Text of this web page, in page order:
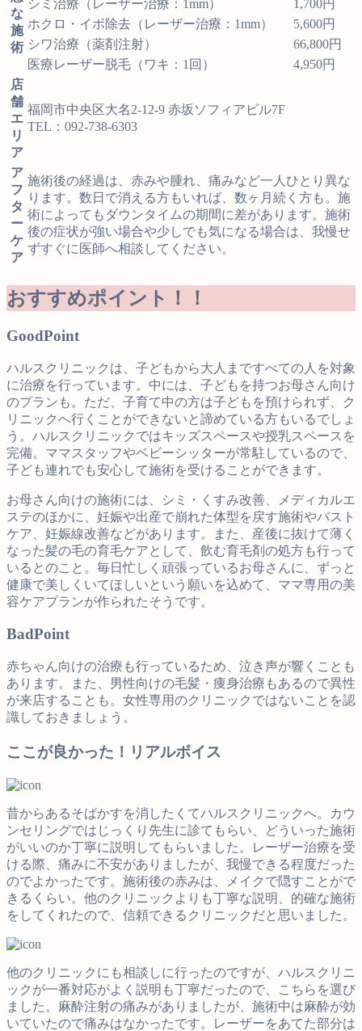
な
施
術
シミ治療（レーザー治療：1mm）
1,700円
ホクロ・イボ除去（レーザー治療：1mm）
5,600円
シワ治療（薬剤注射）
66,800円
医療レーザー脱毛（ワキ：1回）
4,950円
店
舗
エ
リ
ア
福岡市中央区大名2-12-9 赤坂ソフィアビル7F
TEL：092-738-6303
ア
フ
タ
ー
ケ
ア
施術後の経過は、赤みや腫れ、痛みなど一人ひとり異な
ります。数日で消える方もいれば、数ヶ月続く方も。施
術によってもダウンタイムの期間に差があります。施術
後の症状が強い場合や少しでも気になる場合は、我慢せ
ずすぐに医師へ相談してください。
おすすめポイント！！
GoodPoint
ハルスクリニックは、子どもから大人まですべての人を対象
に治療を行っています。中には、子どもを持つお母さん向け
のプランも。ただ、子育て中の方は子どもを預けられず、ク
リニックへ行くことができないと諦めている方もいるでしょ
う。ハルスクリニックではキッズスペースや授乳スペースを
完備。ママスタッフやベビーシッターが常駐しているので、
子ども連れでも安心して施術を受けることができます。
お母さん向けの施術には、シミ・くすみ改善、メディカルエ
ステのほかに、妊娠や出産で崩れた体型を戻す施術やバスト
ケア、妊娠線改善などがあります。また、産後に抜けて薄く
なった髪の毛の育毛ケアとして、飲む育毛剤の処方も行って
いるとのこと。毎日忙しく頑張っているお母さんに、ずっと
健康で美しくいてほしいという願いを込めて、ママ専用の美
容ケアプランが作られたそうです。
BadPoint
赤ちゃん向けの治療も行っているため、泣き声が響くことも
あります。また、男性向けの毛髪・痩身治療もあるので異性
が来店することも。女性専用のクリニックではないことを認
識しておきましょう。
ここが良かった！リアルボイス
昔からあるそばかすを消したくてハルスクリニックへ。カウ
ンセリングではじっくり先生に診てもらい、どういった施術
がいいのか丁寧に説明してもらいました。レーザー治療を受
ける際、痛みに不安がありましたが、我慢できる程度だった
のでよかったです。施術後の赤みは、メイクで隠すことがで
きるくらい。他のクリニックよりも丁寧な説明、的確な施術
をしてくれたので、信頼できるクリニックだと思いました。
他のクリニックにも相談しに行ったのですが、ハルスクリニ
ックが一番対応がよく説明も丁寧だったので、こちらを選び
ました。麻酔注射の痛みがありましたが、施術中は麻酔が効
いていたので痛みはなかったです。レーザーをあてた部分は